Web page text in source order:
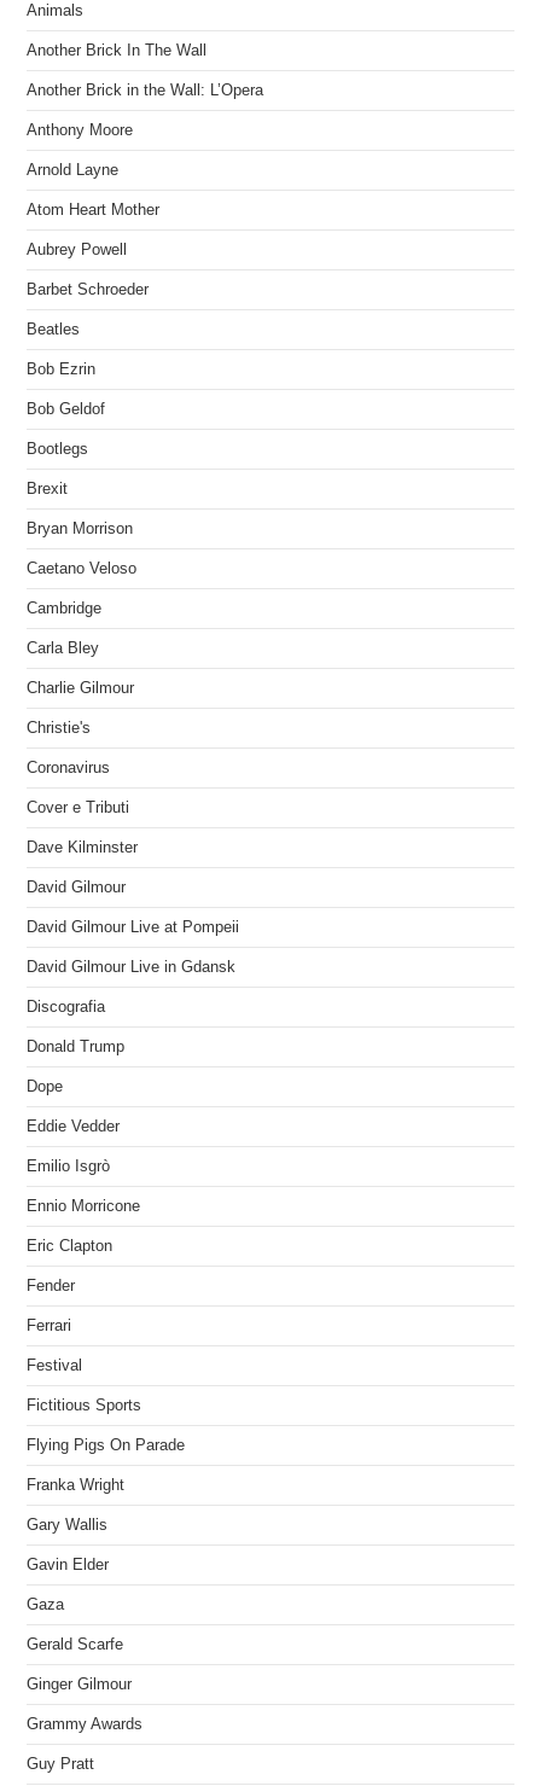
Animals
Another Brick In The Wall
Another Brick in the Wall: L’Opera
Anthony Moore
Arnold Layne
Atom Heart Mother
Aubrey Powell
Barbet Schroeder
Beatles
Bob Ezrin
Bob Geldof
Bootlegs
Brexit
Bryan Morrison
Caetano Veloso
Cambridge
Carla Bley
Charlie Gilmour
Christie's
Coronavirus
Cover e Tributi
Dave Kilminster
David Gilmour
David Gilmour Live at Pompeii
David Gilmour Live in Gdansk
Discografia
Donald Trump
Dope
Eddie Vedder
Emilio Isgrò
Ennio Morricone
Eric Clapton
Fender
Ferrari
Festival
Fictitious Sports
Flying Pigs On Parade
Franka Wright
Gary Wallis
Gavin Elder
Gaza
Gerald Scarfe
Ginger Gilmour
Grammy Awards
Guy Pratt